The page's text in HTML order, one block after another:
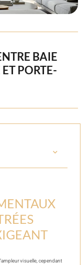
BAIE
PORTE-
visuelle, cependant